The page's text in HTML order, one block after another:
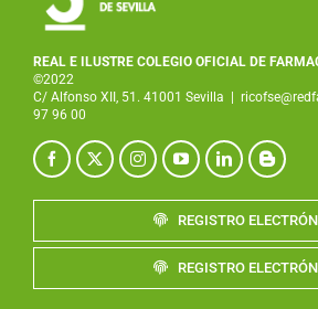
REAL E ILUSTRE COLEGIO OFICIAL DE
©2022
C/ Alfonso XII, 51. 41001 Sevilla |
97 96 00
REGISTRO
REGISTRO